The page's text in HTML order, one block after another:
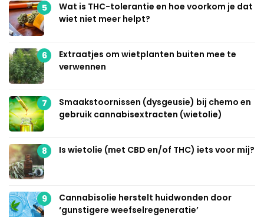
5
Wat is THC-tolerantie en hoe voorkom je dat
wiet niet meer helpt?
6
Extraatjes om wietplanten buiten mee te
verwennen
7
Smaakstoornissen (dysgeusie) bij chemo en
gebruik cannabisextracten (wietolie)
8 Is wietolie (met CBD en/of THC) iets voor mij?
9
Cannabisolie herstelt huidwonden door
‘gunstigere weefselregeneratie’